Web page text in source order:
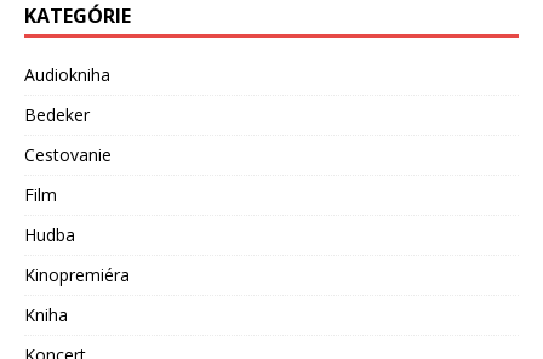
KATEGÓRIE
Audiokniha
Bedeker
Cestovanie
Film
Hudba
Kinopremiéra
Kniha
Koncert